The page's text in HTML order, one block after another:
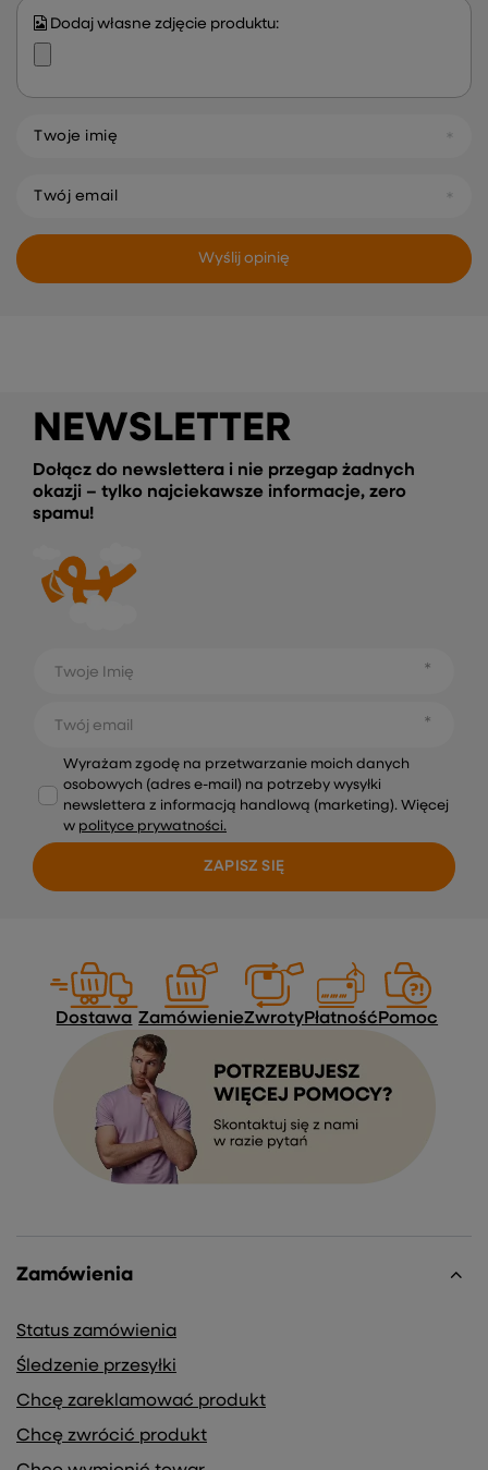
Dodaj własne zdjęcie produktu:
Twoje imię
Twój email
Wyślij opinię
NEWSLETTER
Dołącz do newslettera i nie przegap żadnych
okazji – tylko najciekawsze informacje, zero
spamu!
Twoje Imię
Twój email
Wyrażam zgodę na przetwarzanie moich danych
osobowych (adres e-mail) na potrzeby wysyłki
newslettera z informacją handlową (marketing). Więcej
w polityce prywatności.
ZAPISZ SIĘ
Dostawa ZamówienieZwrotyPłatność Pomoc
Zamówienia
Status zamówienia
Śledzenie przesyłki
Chcę zareklamować produkt
Chcę zwrócić produkt